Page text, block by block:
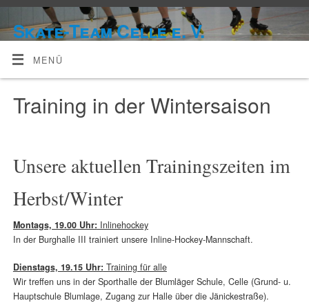
Skate-Team Celle e. V.
MENÜ
Training in der Wintersaison
Unsere aktuellen Trainingszeiten im
Herbst/Winter
Montags, 19.00 Uhr: Inlinehockey
In der Burghalle III trainiert unsere Inline-Hockey-Mannschaft.
Dienstags, 19.15 Uhr: Training für alle
Wir treffen uns in der Sporthalle der Blumläger Schule, Celle (Grund- u.
Hauptschule Blumlage, Zugang zur Halle über die Jänickestraße).